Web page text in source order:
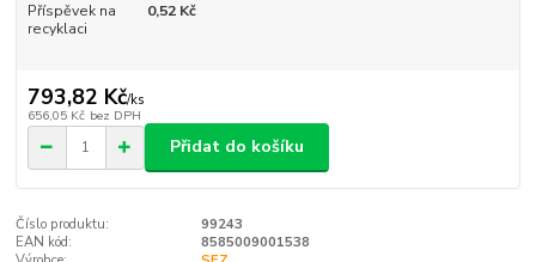
Příspěvek na
recyklaci
0,52 Kč
793,82 Kč/ks
656,05 Kč bez DPH
Přidat do košíku
Číslo produktu:
99243
EAN kód:
8585009001538